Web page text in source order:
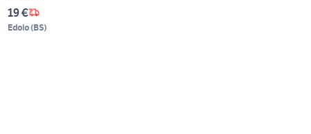
19 €
Edolo(BS)